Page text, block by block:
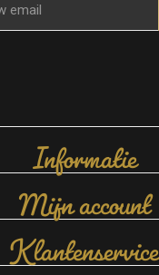
Informatie
Mijn account
Klantenservice